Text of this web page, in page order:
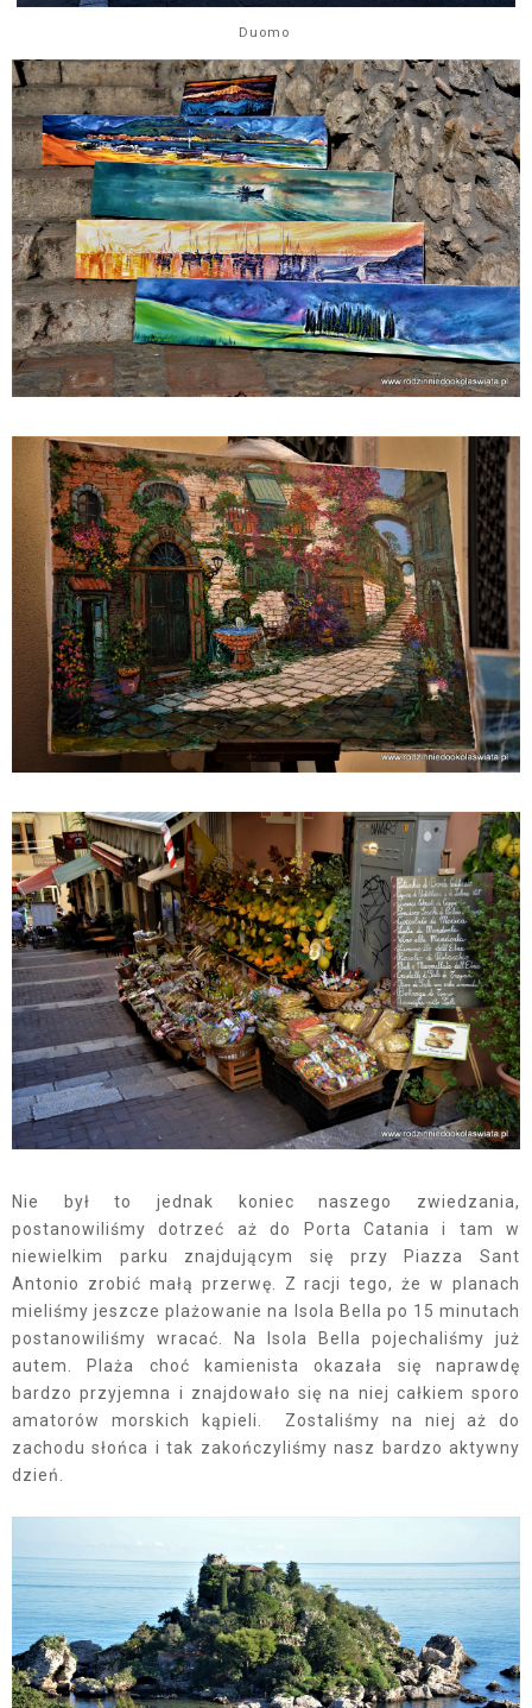
Duomo
Nie był to jednak koniec naszego zwiedzania,
postanowiliśmy dotrzeć aż do Porta Catania i tam w
niewielkim parku znajdującym się przy Piazza Sant
Antonio zrobić małą przerwę. Z racji tego, że w planach
mieliśmy jeszcze plażowanie na Isola Bella po 15 minutach
postanowiliśmy wracać. Na Isola Bella pojechaliśmy już
autem. Plaża choć kamienista okazała się naprawdę
bardzo przyjemna i znajdowało się na niej całkiem sporo
amatorów morskich kąpieli. Zostaliśmy na niej aż do
zachodu słońca i tak zakończyliśmy nasz bardzo aktywny
dzień.